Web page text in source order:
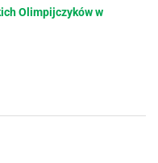
Olimpijczyków w